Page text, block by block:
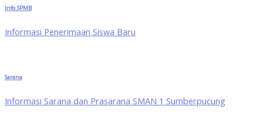
Info SPMB
Informasi Penerimaan Siswa Baru
Sarana
Informasi Sarana dan Prasarana SMAN 1 Sumberpucung